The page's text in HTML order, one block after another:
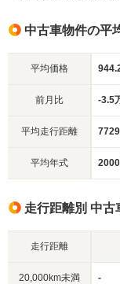
中古車物件の平
平均価格
前月比 -3.5
平均走行距離
平均年式
走行距離別 中古
走行距離
20,000km未満 -